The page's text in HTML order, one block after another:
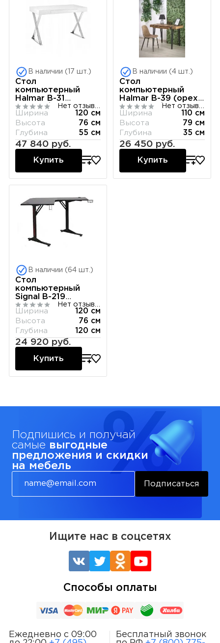
В наличии (17 шт.)
Стол
компьютерный
Halmar B-31
(белый/хром)
Ширина
120 см
Высота
76 см
Глубина
55 см
47 840 руб.
Купить
В наличии (4 шт.)
Стол
компьютерный
Halmar B-39 (орех
медовый/черный)
Ширина
110 см
Высота
79 см
Глубина
35 см
26 450 руб.
Купить
В наличии (64 шт.)
Стол
компьютерный
Signal B-219
(черный)
Ширина
120 см
Высота
76 см
Глубина
120 см
24 920 руб.
Купить
Подпишись и получай
самые выгодные
предложения и скидки
на мебель
Подписаться
Ежедневно с 09:00
Бесплатный звонок
Ищите нас в соцсетях
Способы оплаты